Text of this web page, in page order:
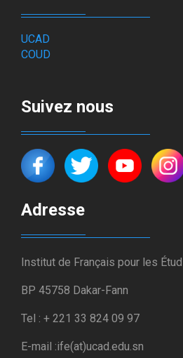
UCAD
COUD
Suivez nous
Adresse
Institut de Français pour les
BP 45758 Dakar-Fann
Tel : + 221 33 824 09 97
E-mail :ife(at)ucad.edu.sn